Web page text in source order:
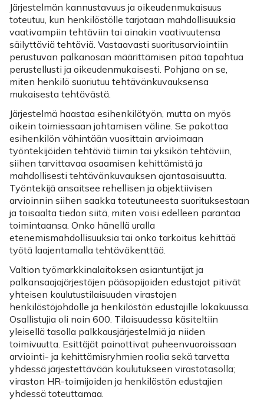
Järjestelmän kannustavuus ja oikeudenmukaisuus
toteutuu, kun henkilöstölle tarjotaan mahdollisuuksia
vaativampiin tehtäviin tai ainakin vaativuutensa
säilyttäviä tehtäviä. Vastaavasti suoritusarviointiin
perustuvan palkanosan määrittämisen pitää tapahtua
perustellusti ja oikeudenmukaisesti. Pohjana on se,
miten henkilö suoriutuu tehtävänkuvauksensa
mukaisesta tehtävästä.
Järjestelmä haastaa esihenkilötyön, mutta on myös
oikein toimiessaan johtamisen väline. Se pakottaa
esihenkilön vähintään vuosittain arvioimaan
työntekijöiden tehtäviä tiimin tai yksikön tehtäviin,
siihen tarvittavaa osaamisen kehittämistä ja
mahdollisesti tehtävänkuvauksen ajantasaisuutta.
Työntekijä ansaitsee rehellisen ja objektiivisen
arvioinnin siihen saakka toteutuneesta suorituksestaan
ja toisaalta tiedon siitä, miten voisi edelleen parantaa
toimintaansa. Onko hänellä uralla
etenemismahdollisuuksia tai onko tarkoitus kehittää
työtä laajentamalla tehtäväkenttää.
Valtion työmarkkinalaitoksen asiantuntijat ja
palkansaajajärjestöjen pääsopijoiden edustajat pitivät
yhteisen koulutustilaisuuden virastojen
henkilöstöjohdolle ja henkilöstön edustajille lokakuussa.
Osallistujia oli noin 600. Tilaisuudessa käsiteltiin
yleisellä tasolla palkkausjärjestelmiä ja niiden
toimivuutta. Esittäjät painottivat puheenvuoroissaan
arviointi- ja kehittämisryhmien roolia sekä tarvetta
yhdessä järjestettävään koulutukseen virastotasolla;
viraston HR-toimijoiden ja henkilöstön edustajien
yhdessä toteuttamaa.